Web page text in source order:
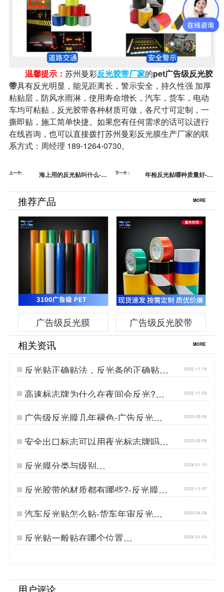
温馨提示： 苏州曼彩反光胶带厂家的pet广告级反光胶
带具有反光明显，能见距离长，警示安全，持久性强 加厚
粘贴层，防风水雨淋，使用寿命增长，汽车，货车，电动
车均可粘贴，反光胶带各种材质可做，各尺寸可定制，一
撕即贴，施工简单快捷。如果您有任何需求的话可以进行
在线咨询，也可以直接拨打苏州曼彩反光膜生产厂家的联
系方式：周经理 189-1264-0730。
上一个:
海上用的反光贴叫什么-船
光贴
下一个：
年检反光贴哪种质量好-年
推荐产品 MORE
广告级反光膜 广告级反光胶带
相关资讯 MORE
反光贴正确贴法，反光条的正确贴
法…
2022-11-18
高速标志牌为什么在夜间会反光?用
的是几类反光膜?…
2022-11-25
广告级反光膜几年褪色-广告反光膜
一平米多少钱…
2023-05-08
安全出口标志可以用夜光标志牌吗-
夜光膜标志…
2023-02-08
反光膜分类与级别… 2024-01-10
反光胶带的材质都有哪些?-反光膜、
反光贴、反光条生产厂家…
2022-11-07
汽车反光贴怎么贴-货车年审反光贴
要求…
2023-04-28
反光贴一般贴在哪个位置… 2024-01-04
用户评论